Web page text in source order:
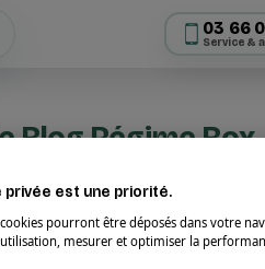
03 66
Service &
03 66
Service &
Blog Régime Box
sur des sujets portant sur
terme.
privée est une priorité.
pourront être déposés dans votre
mesurer et optimiser la